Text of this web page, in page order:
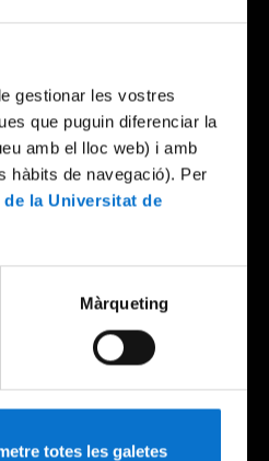
gestionar les vostres
que puguin diferenciar la
amb el lloc web) i amb
hàbits de navegació). Per
la Universitat de
Màrqueting
totes les galetes